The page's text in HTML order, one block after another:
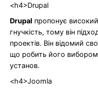
<h4>Drupal
Drupal пропонує
гнучкість, тому він
проектів. Він відомий
що робить його
установ.
<h4>Joomla